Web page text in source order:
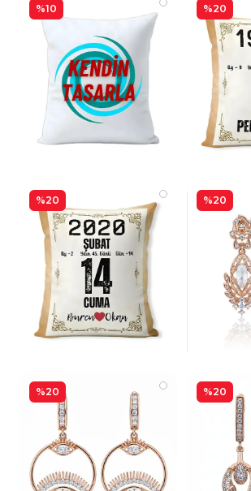
%10 %20
%20 %20
%20 %20